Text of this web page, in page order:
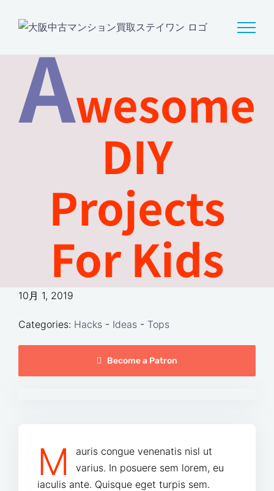
Awesome
DIY
Projects
For Kids
10月 1, 2019
Categories: Hacks - Ideas - Tops
Become a Patron
M
auris congue venenatis nisl ut
varius. In posuere sem lorem, eu
iaculis ante. Quisque eget turpis sem.